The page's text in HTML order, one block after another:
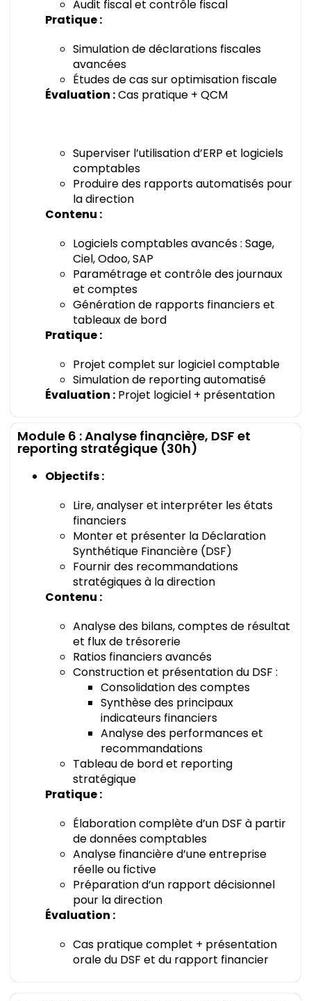
Audit fiscal et contrôle fiscal
Pratique :
Simulation de déclarations fiscales
avancées
Études de cas sur optimisation fiscale
Évaluation :Cas pratique + QCM
Superviser l’utilisation d’ERP et logiciels
comptables
Produire des rapports automatisés pour
la direction
Contenu :
Logiciels comptables avancés : Sage,
Ciel, Odoo, SAP
Paramétrage et contrôle des journaux
et comptes
Génération de rapports financiers et
tableaux de bord
Pratique :
Projet complet sur logiciel comptable
Simulation de reporting automatisé
Évaluation : Projet logiciel + présentation
Module 6 : Analyse financière, DSF et
reporting stratégique (30h)
Objectifs :
Lire, analyser et interpréter les états
financiers
Monter et présenter la Déclaration
Synthétique Financière (DSF)
Fournir des recommandations
stratégiques à la direction
Contenu :
Analyse des bilans, comptes de résultat
et flux de trésorerie
Ratios financiers avancés
Construction et présentation du DSF :
Consolidation des comptes
Synthèse des principaux
indicateurs financiers
Analyse des performances et
recommandations
Tableau de bord et reporting
stratégique
Pratique :
Élaboration complète d’un DSF à partir
de données comptables
Analyse financière d’une entreprise
réelle ou fictive
Préparation d’un rapport décisionnel
pour la direction
Évaluation :
Cas pratique complet + présentation
orale du DSF et du rapport financier